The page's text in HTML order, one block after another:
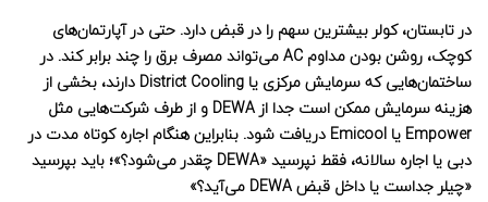
در تابستان، کولر بیشترین سهم را در قبض دارد. حتی در آپارتمان‌های
کوچک، روشن بودن مداوم AC می‌تواند مصرف برق را چند برابر کند. در
ساختمان‌هایی که سرمایش مرکزی یا District Cooling دارند، بخشی از
هزینه سرمایش ممکن است جدا از DEWA و از طرف شرکت‌هایی مثل
Empower یا Emicool دریافت شود. بنابراین هنگام اجاره کوتاه مدت در
دبی یا اجاره سالانه، فقط نپرسید «DEWA چقدر می‌شود؟»؛ باید بپرسید
«چیلر جداست یا داخل قبض DEWA می‌آید؟»